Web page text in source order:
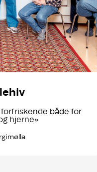
både for
hjerne»